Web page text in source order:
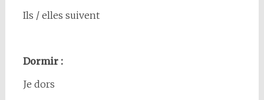
Ils / elles suivent
Dormir :
Je dors